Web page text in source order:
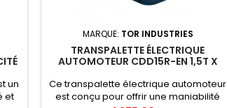
un
et
MARQUE: TOR INDUSTRIES
TRANSPALETTE ÉLECTRIQUE
AUTOMOTEUR CDD15R-EN 1,5T X
BATTERIE LI-ION
Ce transpalette électrique automoteur
est conçu pour offrir une maniabilité